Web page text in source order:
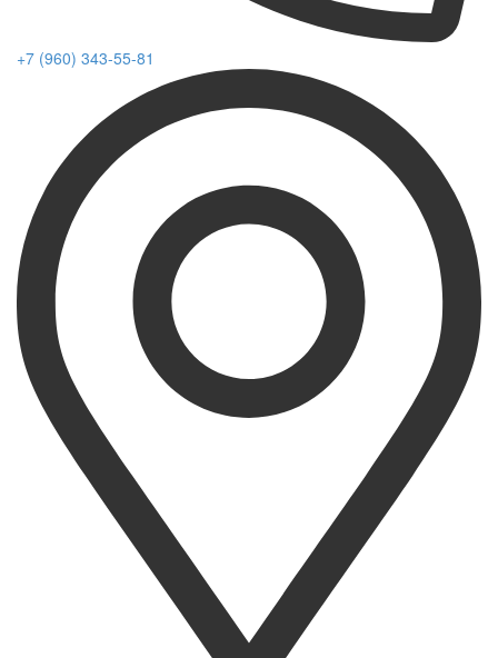
+7 (960) 343-55-81